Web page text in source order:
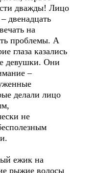
дважды! Лицо
двенадцать
на
проблемы. А
глаза казались
девушки. Они
–
делали лицо
не
ежик на
рыжие волосы